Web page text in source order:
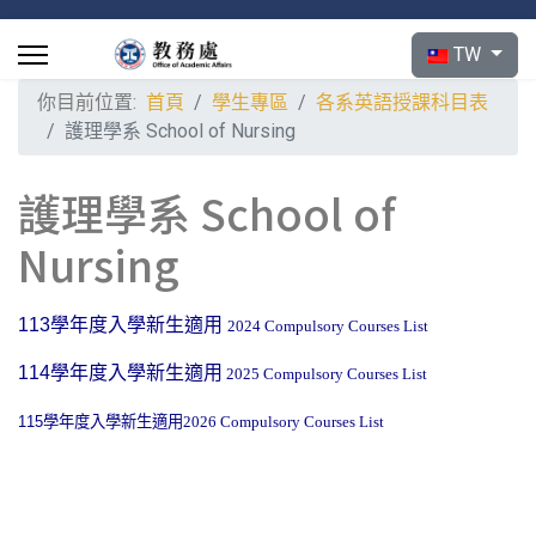
選擇你的語言
TW
你目前位置: 首頁 學生專區
各系英語授課科目表
護理學系 School of Nursing
護理學系 School of
Nursing
113學年度入學新生適用 2024 Compulsory Courses List
114學年度入學新生適用 2025 Compulsory Courses List
115學年度入學新生適用2026 Compulsory Courses List